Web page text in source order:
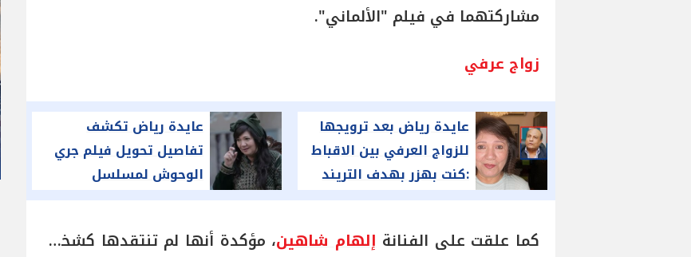
مشاركتهما في فيلم "الألماني".
زواج عرفي
عايدة رياض بعد ترويجها
للزواج العرفي بين الاقباط
:كنت بهزر بهدف التريند
عايدة رياض تكشف
تفاصيل تحويل فيلم جري
الوحوش لمسلسل
كما علقت على الفنانة إلهام شاهين، مؤكدة أنها لم تنتقدها كشخص
شوقي غريب.. المدير الفني رجل
كل المناصب في الجبلاية برعاية
هاني أبوريدة
25 يوليو, 2026 10:00 م